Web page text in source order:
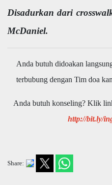
Disadurkan dari
McDaniel.
Anda butuh didoakan
terbubung dengan Tim doa
Anda butuh konseling? Klik
http://bit.ly/
Share: